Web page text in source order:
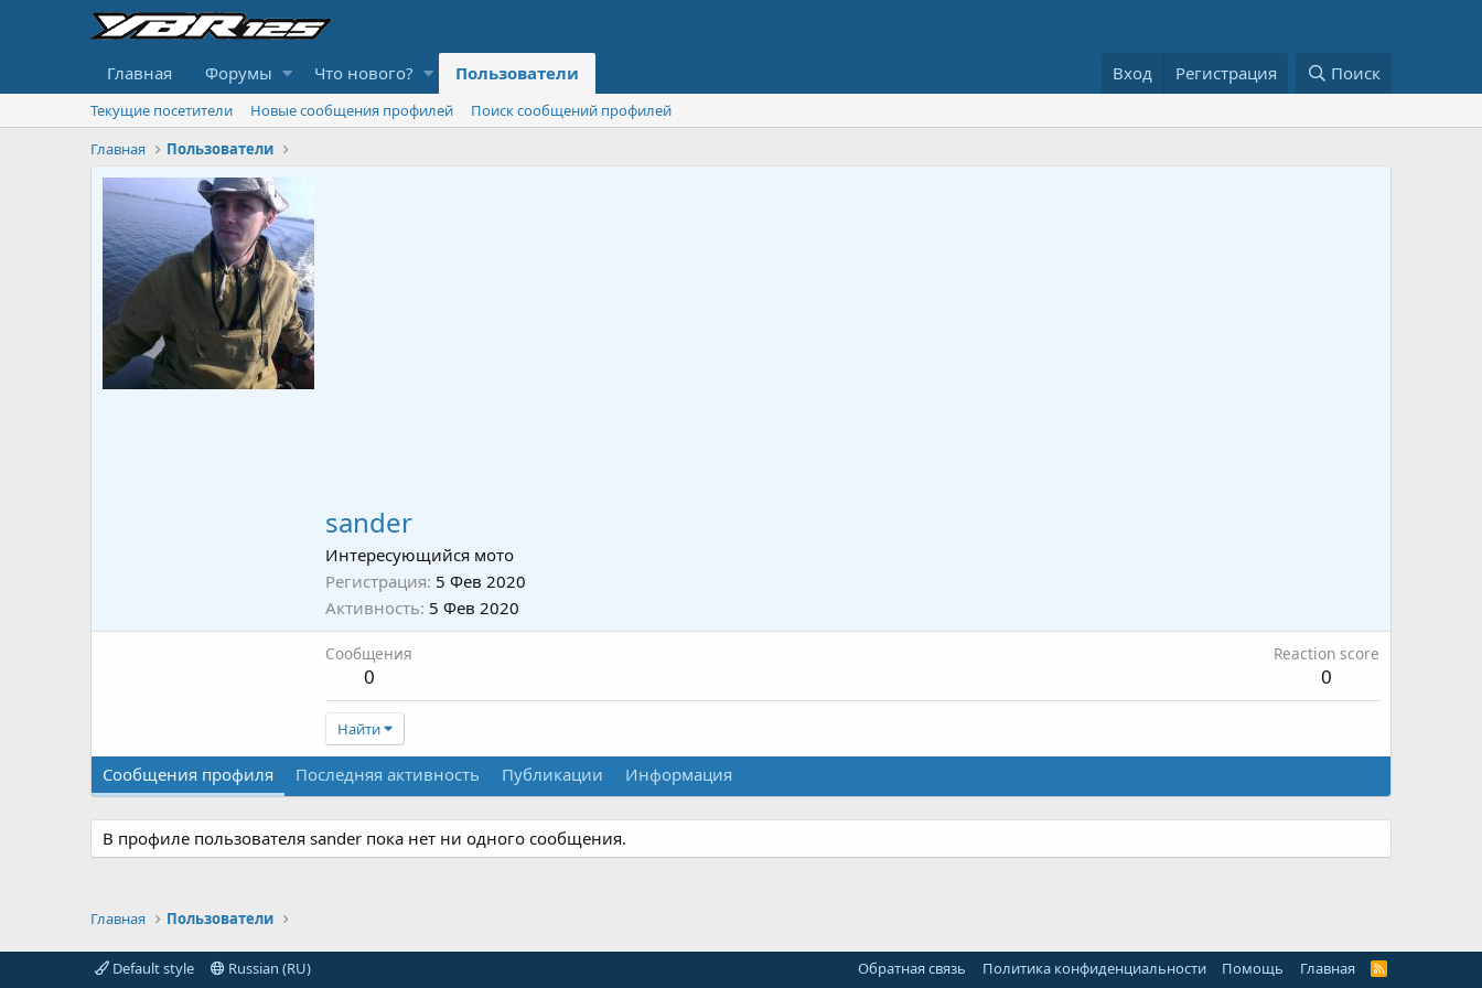
Главная Форумы Что нового? Пользователи Вход Регистрация Поиск
Текущие посетители Новые сообщения профилей
Поиск сообщений профилей
Главная
Пользователи
sander
Интересующийся мото
Регистрация 5 Фев 2020
Активность 5 Фев 2020
Сообщения
0
Reaction score
0
Найти
Сообщения профиля Последняя активность Публикации Информация
В профиле пользователя sander пока нет ни одного сообщения.
Главная Пользователи
Default style Russian (RU) Обратная связь Политика конфиденциальности Помощь Главная
R